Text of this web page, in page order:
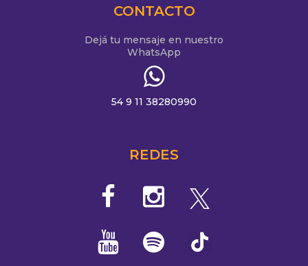
CONTACTO
Dejá tu mensaje en nuestro
WhatsApp
54 9 11 38280990
REDES